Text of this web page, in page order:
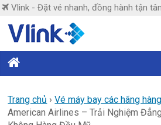
Skip
content
Vlink - Đặt vé nhanh, đồng hành tận
Vlink
nhanh,
đồng
Trang chủ ›Vé máy bay các hãng
American Airlines – Trải Nghiệm